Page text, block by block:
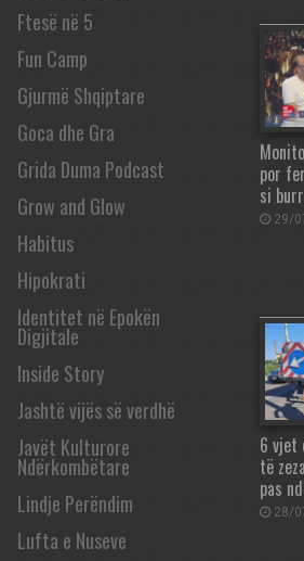
Ftesë në 5
Fun Camp
Gjurmë Shqiptare
Goca dhe Gra
Grida Duma Podcast
Grow and Glow
Habitus
Hipokrati
Identitet në Epokën
Digjitale
Inside Story
Jashtë vijës së verdhë
Javët Kulturore
Ndërkombëtare
Lindje Perëndim
Lufta e Nuseve
por
si
29/
6 vjet
të
pas
28/